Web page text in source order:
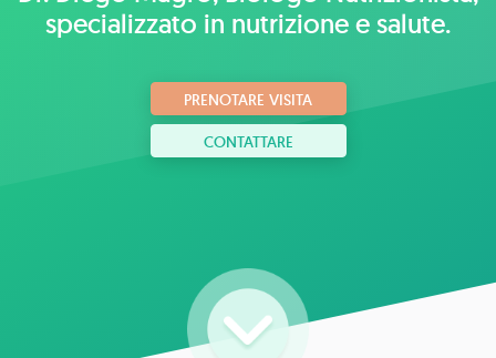
specializzato in nutrizione e salute.
PRENOTARE VISITA
CONTATTARE